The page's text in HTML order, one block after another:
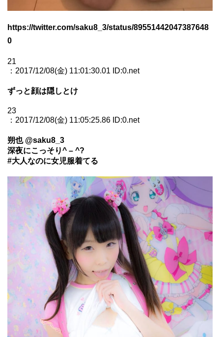
https://twitter.com/saku8_3/status/89551442047387648
0
21
：2017/12/08(金) 11:01:30.01 ID:0.net
ずっと顔は隠しとけ
23
：2017/12/08(金) 11:05:25.86 ID:0.net
朔也 @saku8_3
深夜にこっそり^ – ^?
#大人なのに女児服着てる